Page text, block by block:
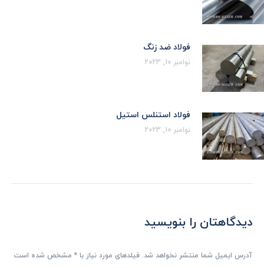
فولاد ضد زنگ
نوامبر 10, 2023
فولاد استنلس استیل
نوامبر 10, 2023
دیدگاهتان را بنویسید
آدرس ایمیل شما منتشر نخواهد شد. فیلدهای مورد نیاز با * مشخص شده است